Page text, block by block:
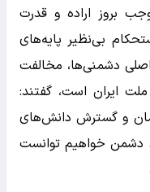
بروز اراده و قدرت
بی‌نظیر پایه‌های
اصلی دشمنی‌ها، مخالفت
ایران است، گفتند:
و گسترش دانش‌های
دشمن خواهیم توانست